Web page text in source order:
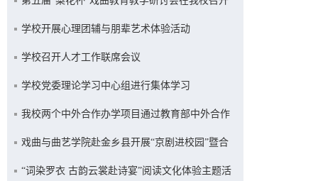
学校开展心理团辅与朋辈艺术体验活动
学校召开人才工作联席会议
学校党委理论学习中心组进行集体学习
我校两个中外合作办学项目通过教育部中外合作
办学专项评估
戏曲与曲艺学院赴金乡县开展“京剧进校园”暨合
约续签活动
“词染罗衣 古韵云裳赴诗宴”阅读文化体验主题活